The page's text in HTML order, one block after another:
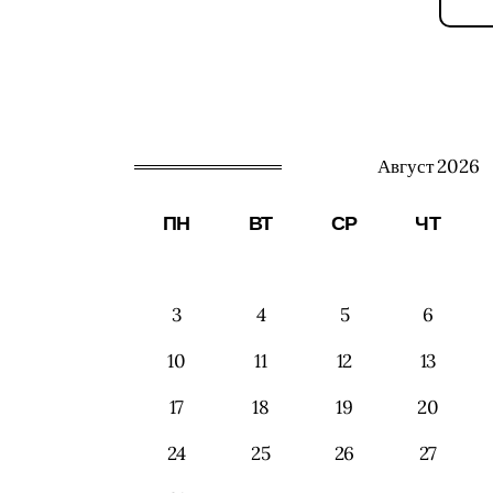
Август 2026
ПН ВТ СР ЧТ
3
4 5 6
10
11 12 13
17
18 19 20
24
25 26 27